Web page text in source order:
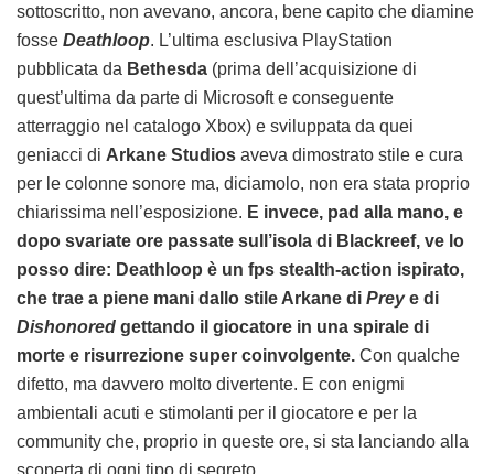
sottoscritto, non avevano, ancora, bene capito che diamine
fosse Deathloop. L’ultima esclusiva PlayStation
pubblicata da Bethesda (prima dell’acquisizione di
quest’ultima da parte di Microsoft e conseguente
atterraggio nel catalogo Xbox) e sviluppata da quei
geniacci di Arkane Studios aveva dimostrato stile e cura
per le colonne sonore ma, diciamolo, non era stata proprio
chiarissima nell’esposizione. E invece, pad alla mano, e
dopo svariate ore passate sull’isola di Blackreef, ve lo
posso dire: Deathloop è un fps stealth-action ispirato,
che trae a piene mani dallo stile Arkane di Preye di
Dishonored gettando il giocatore in una spirale di
morte e risurrezione super coinvolgente. Con qualche
difetto, ma davvero molto divertente. E con enigmi
ambientali acuti e stimolanti per il giocatore e per la
community che, proprio in queste ore, si sta lanciando alla
scoperta di ogni tipo di segreto.